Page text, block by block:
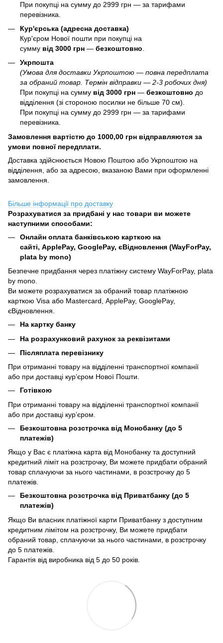
При покупці на сумму до 2999 грн — за тарифами
перевізника.
Кур'єрська (адресна доставка)
Кур'єром Нової пошти при покупці на
сумму від 3000 грн — безкоштовно
Укрпошта
(Умова для доставки Укрпоштою — повна передплата
за обраний товар. Термін відправки — 2-3 робочих дня)
При покупці на сумму від 3000 грн — безкоштовно до
відділення (зі стороною посилки не більше 70 см).
При покупці на сумму до 2999 грн — за тарифами
перевізника.
Замовлення вартістю до 1000,00 грн відправляются за
умови повної передплати.
Доставка здійснюється Новою Поштою або Укрпоштою на
відділення, або за адресою, вказаною Вами при оформленні
замовлення.
Більше інформації про доставку
Розрахуватися за придбані у нас товари ви можете
наступними способами:
Онлайн оплата банківською карткою на
сайті, ApplePay, GooglePay, єВідновлення (WayForPay,
plata by mono)
Безпечне придбання через платіжну систему WayForPay, plata
by mono.
Ви можете розрахуватися за обраний товар платіжною
карткою Visa або Mastercard, ApplePay, GooglePay,
єВідновлення.
На картку банку
На розрахунковий рахунок за реквізитами
Післяплата перевізнику
При отриманні товару на відділенні транспортної компанії
або при доставці кур’єром Нової Пошти.
Готівкою
При отриманні товару на відділенні транспортної компанії
або при доставці кур’єром.
Безкоштовна розстрочка від Монобанку (до 5
платежів)
Якщо у Вас є платіжна карта від Монобанку та доступний
кредитний ліміт на розстрочку, Ви можете придбати обраний
товар сплачуючи за нього частинами, в розстрочку до 5
платежів.
Безкоштовна розстрочка від Приватбанку (до 5
платежів)
Якщо Ви власник платіжної карти Приватбанку з доступним
кредитним лімітом на розстрочку, Ви можете придбати
обраний товар, сплачуючи за нього частинами, в розстрочку
до 5 платежів.
Гарантія від виробника від 5 до 50 років.